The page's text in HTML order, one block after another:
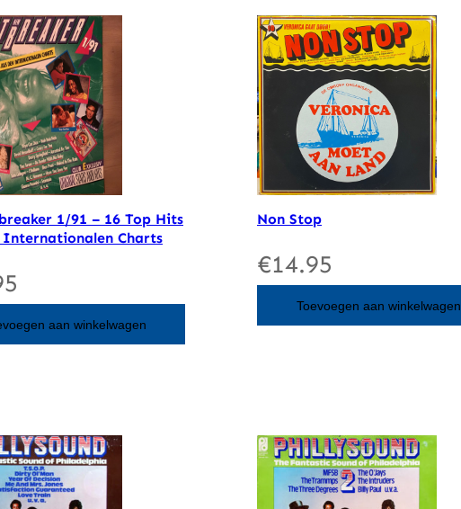
1/91 – 16 Top Hits
Internationalen Charts
aan winkelwagen
Non Stop
€14.95
Toevoegen aan winkelwagen